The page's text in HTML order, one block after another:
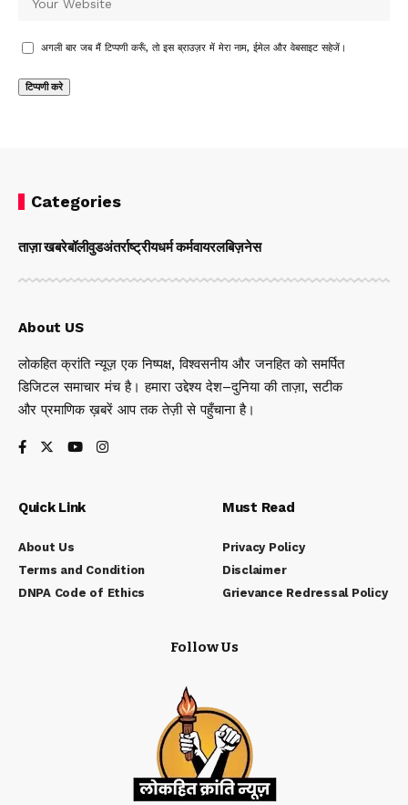
अगली बार जब मैं टिप्पणी करूँ, तो इस ब्राउज़र में मेरा नाम, ईमेल और वेबसाइट सहेजें।
Categories
ताज़ा खबरेबॉलीवुडअंतर्राष्ट्रीयधर्म कर्मवायरलबिज़नेस
About US
लोकहित क्रांति न्यूज़ एक निष्पक्ष, विश्वसनीय और जनहित को समर्पित
डिजिटल समाचार मंच है। हमारा उद्देश्य देश–दुनिया की ताज़ा, सटीक
और प्रमाणिक ख़बरें आप तक तेज़ी से पहुँचाना है।
Quick Link
About Us
Terms and Condition
DNPA Code of Ethics
Must Read
Privacy Policy
Disclaimer
Grievance Redressal Policy
Follow Us